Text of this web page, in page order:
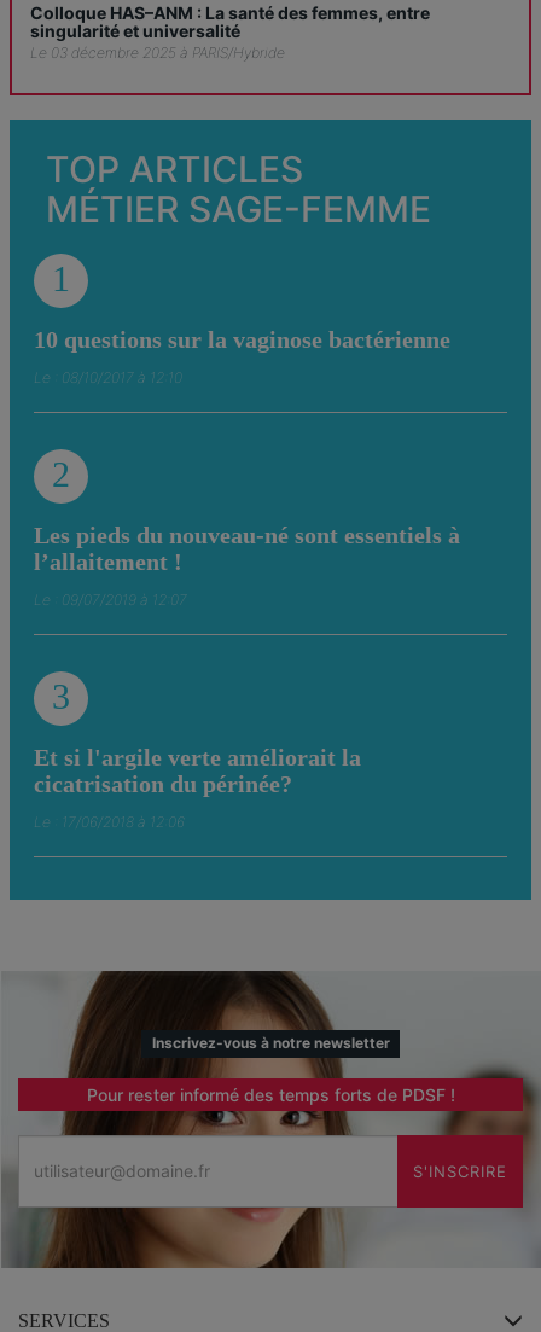
Colloque HAS–ANM : La santé des femmes, entre
singularité et universalité
Le 03 décembre 2025 à PARIS/Hybride
TOP ARTICLES
MÉTIER SAGE-FEMME
1
10 questions sur la vaginose bactérienne
Le : 08/10/2017 à 12:10
2
Les pieds du nouveau-né sont essentiels à
l’allaitement !
Le : 09/07/2019 à 12:07
3
Et si l'argile verte améliorait la
cicatrisation du périnée?
Le : 17/06/2018 à 12:06
Inscrivez-vous à notre newsletter
Pour rester informé des temps forts de PDSF !
S'INSCRIRE
SERVICES